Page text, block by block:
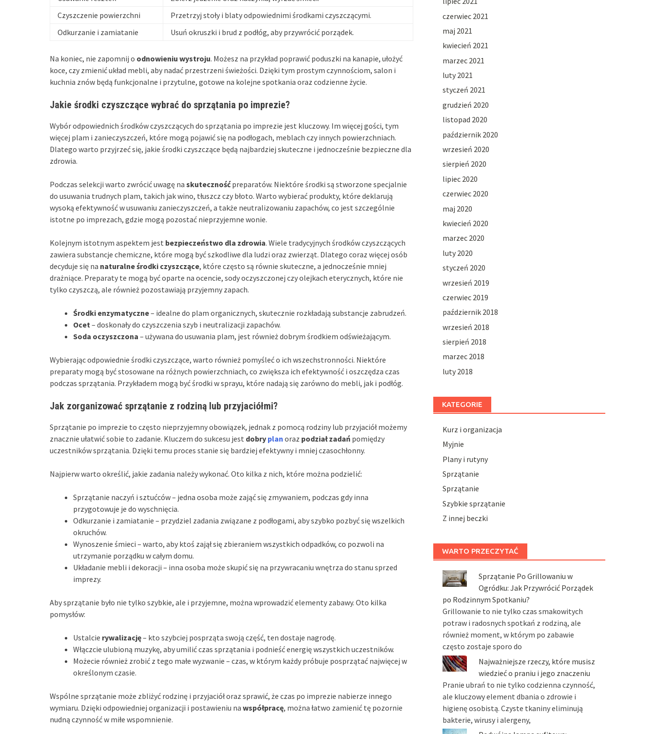
Czyszczenie powierzchni
Przetrzyj stoły i blaty odpowiednimi środkami czyszczącymi.
Odkurzanie i zamiatanie
Usuń okruszki i brud z podłóg, aby przywrócić porządek.
Na koniec, nie zapomnij o odnowieniu wystroju. Możesz na przykład poprawić poduszki na kanapie, ułożyć
koce, czy zmienić układ mebli, aby nadać przestrzeni świeżości. Dzięki tym prostym czynnościom, salon i
kuchnia znów będą funkcjonalne i przytulne, gotowe na kolejne spotkania oraz codzienne życie.
Jakie środki czyszczące wybrać do sprzątania po imprezie?
Wybór odpowiednich środków czyszczących do sprzątania po imprezie jest kluczowy. Im więcej gości, tym
więcej plam i zanieczyszczeń, które mogą pojawić się na podłogach, meblach czy innych powierzchniach.
Dlatego warto przyjrzeć się, jakie środki czyszczące będą najbardziej skuteczne i jednocześnie bezpieczne dla
zdrowia.
Podczas selekcji warto zwrócić uwagę na skutecznośćpreparatów. Niektóre środki są stworzone specjalnie
do usuwania trudnych plam, takich jak wino, tłuszcz czy błoto. Warto wybierać produkty, które deklarują
wysoką efektywność w usuwaniu zanieczyszczeń, a także neutralizowaniu zapachów, co jest szczególnie
istotne po imprezach, gdzie mogą pozostać nieprzyjemne wonie.
Kolejnym istotnym aspektem jest bezpieczeństwo dla zdrowia. Wiele tradycyjnych środków czyszczących
zawiera substancje chemiczne, które mogą być szkodliwe dla ludzi oraz zwierząt. Dlatego coraz więcej osób
decyduje się na naturalne środki czyszczące, które często są równie skuteczne, a jednocześnie mniej
drażniące. Preparaty te mogą być oparte na ocencie, sody oczyszczonej czy olejkach eterycznych, które nie
tylko czyszczą, ale również pozostawiają przyjemny zapach.
Środki enzymatyczne– idealne do plam organicznych, skutecznie rozkładają substancje zabrudzeń.
Ocet– doskonały do czyszczenia szyb i neutralizacji zapachów.
Soda oczyszczona – używana do usuwania plam, jest również dobrym środkiem odświeżającym.
Wybierając odpowiednie środki czyszczące, warto również pomyśleć o ich wszechstronności. Niektóre
preparaty mogą być stosowane na różnych powierzchniach, co zwiększa ich efektywność i oszczędza czas
podczas sprzątania. Przykładem mogą być środki w sprayu, które nadają się zarówno do mebli, jak i podłóg.
Jak zorganizować sprzątanie z rodziną lub przyjaciółmi?
Sprzątanie po imprezie to często nieprzyjemny obowiązek, jednak z pomocą rodziny lub przyjaciół możemy
znacznie ułatwić sobie to zadanie. Kluczem do sukcesu jest dobry plan oraz podział zadań pomiędzy
uczestników sprzątania. Dzięki temu proces stanie się bardziej efektywny i mniej czasochłonny.
Najpierw warto określić, jakie zadania należy wykonać. Oto kilka z nich, które można podzielić:
Sprzątanie naczyń i sztućców – jedna osoba może zająć się zmywaniem, podczas gdy inna
przygotowuje je do wyschnięcia.
Odkurzanie i zamiatanie – przydziel zadania związane z podłogami, aby szybko pozbyć się wszelkich
okruchów.
Wynoszenie śmieci – warto, aby ktoś zajął się zbieraniem wszystkich odpadków, co pozwoli na
utrzymanie porządku w całym domu.
Układanie mebli i dekoracji – inna osoba może skupić się na przywracaniu wnętrza do stanu sprzed
imprezy.
Aby sprzątanie było nie tylko szybkie, ale i przyjemne, można wprowadzić elementy zabawy. Oto kilka
pomysłów:
Ustalcie rywalizację– kto szybciej posprząta swoją część, ten dostaje nagrodę.
Włączcie ulubioną muzykę, aby umilić czas sprzątania i podnieść energię wszystkich uczestników.
Możecie również zrobić z tego małe wyzwanie – czas, w którym każdy próbuje posprzątać najwięcej w
określonym czasie.
Wspólne sprzątanie może zbliżyć rodzinę i przyjaciół oraz sprawić, że czas po imprezie nabierze innego
wymiaru. Dzięki odpowiedniej organizacji i postawieniu na współpracę, można łatwo zamienić tę pozornie
nudną czynność w miłe wspomnienie.
czerwiec 2021
maj 2021
kwiecień 2021
marzec 2021
luty 2021
styczeń 2021
grudzień 2020
listopad 2020
październik 2020
wrzesień 2020
sierpień 2020
lipiec 2020
czerwiec 2020
maj 2020
kwiecień 2020
marzec 2020
luty 2020
styczeń 2020
wrzesień 2019
czerwiec 2019
październik 2018
wrzesień 2018
sierpień 2018
marzec 2018
luty 2018
KATEGORIE
Kurz i organizacja
Myjnie
Plany i rutyny
Sprzątanie
Sprzątanie
Szybkie sprzątanie
Z innej beczki
WARTO PRZECZYTAĆ
Sprzątanie Po Grillowaniu w
Ogródku: Jak Przywrócić Porządek
po Rodzinnym Spotkaniu?
Grillowanie to nie tylko czas smakowitych
potraw i radosnych spotkań z rodziną, ale
również moment, w którym po zabawie
często zostaje sporo do
Najważniejsze rzeczy, które musisz
wiedzieć o praniu i jego znaczeniu
Pranie ubrań to nie tylko codzienna czynność,
ale kluczowy element dbania o zdrowie i
higienę osobistą. Czyste tkaniny eliminują
bakterie, wirusy i alergeny,